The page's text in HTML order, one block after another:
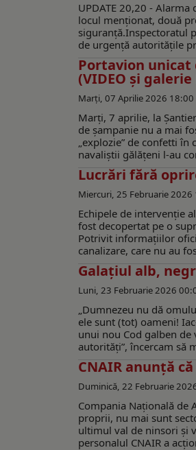
UPDATE 20,20 -
locul menţionat, două
siguranță.Inspectoratul
de urgență autoritățile
Portavion
(VIDEO și galerie
Marți, 07 Aprilie 2026 18:00
Marți, 7 aprilie, la
de șampanie nu a mai
„explozie” de confetti
navaliștii gălățeni l-au
Lucrări fără
Miercuri, 25 Februarie 2026
Echipele de intervenție
fost decopertat pe o
Potrivit informațiilor
canalizare, care nu au
Galaţiul alb,
Luni, 23 Februarie 2026
„Dumnezeu nu dă
ele sunt (tot) oameni!
unui nou Cod galben de
autorităţi”, încercam să
CNAIR anunță
Duminică, 22 Februarie
Compania Națională de
proprii, nu mai sunt
ultimul val de ninsori și
personalul CNAIR a